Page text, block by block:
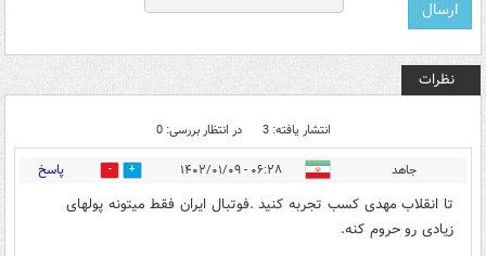
نظرات
انتشار یافته: 3 در انتظار بررسی: 0
جاهد ۰۶:۲۸ - ۱۴۰۲/۰۱/۰۹ 0 پاسخ
تا انقلاب مهدی کسب تجربه کنید .فوتبال ایران فقط میتونه پولهای
زیادی رو حروم کنه.